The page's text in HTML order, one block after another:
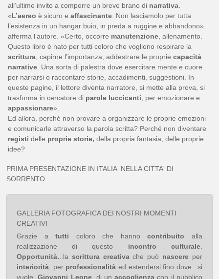
all’ultimo invito a comporre un breve brano di narrativa
«L’aereo è sicuro eaffascinante . Non lasciamolo per tutta
l’esistenza in un hangar buio, in preda a ruggine e abbandono»,
afferma l’autore. «Certo, occorre manutenzione , allenamento.
Questo libro è nato per tutti coloro che vogliono respirare la
scrittura , capirne l’importanza, addestrare le propriecapacità
narrative . Una sorta di palestra dove esercitare mente e cuore
per narrarsi o raccontare storie, accadimenti, suggestioni. In
queste pagine, il lettore diventa narratore, si mette alla prova, si
trasforma in cercatore di parole luccicanti , per emozionare e
appassionare».
Ed allora, perché non provare a organizzare le proprie emozioni
e comunicarle attraverso la parola scritta? Perché non diventare
registi delle proprie storie, della propria fantasia, delle proprie
idee?
PRIMA PRESENTAZIONE IN ITALIA NELLA CITTA' DI
SORRENTO
GALLERIA FOTOGRAFICA DEI NOSTRI MOMENTI
CREATIVI
Grazie atutti coloro che hannocontribuito alla
realizzazione di questo incontro culturale.
Opportunità. ..la scrittura creativache può nascere per
interiorità , per professionalità ed estendersi fino dove...si
vuole,Giovanni Leone, di unaccoglienza con il pubblico